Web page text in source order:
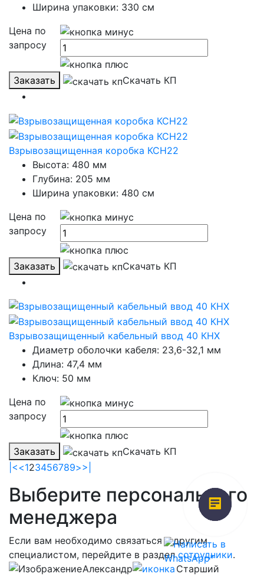
Ширина упаковки: 330 см
Цена по
запросу
Заказать Скачать КП
Взрывозащищенная коробка КСН22
Высота: 480 мм
Глубина: 205 мм
Ширина упаковки: 480 см
Цена по
запросу
Заказать Скачать КП
Взрывозащищенный кабельный ввод 40 КНХ
Диаметр оболочки кабеля: 23,6-32,1 мм
Длина: 47,4 мм
Ключ: 50 мм
Цена по
запросу
Заказать
Скачать КП
|<<123456789>>|
Выберите персонального
менеджера
Если вам необходимо связаться с другим
специалистом, перейдите в разделсотрудники.
Александр
Старший